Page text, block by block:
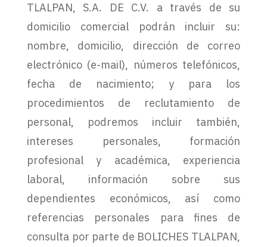
TLALPAN, S.A. DE C.V. a través de su
domicilio comercial podrán incluir su:
nombre, domicilio, dirección de correo
electrónico (e-mail), números telefónicos,
fecha de nacimiento; y para los
procedimientos de reclutamiento de
personal, podremos incluir también,
intereses personales, formación
profesional y académica, experiencia
laboral, información sobre sus
dependientes económicos, así como
referencias personales para fines de
consulta por parte de BOLICHES TLALPAN,